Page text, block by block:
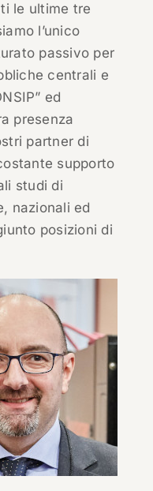
le ultime tre
l’unico
passivo per
centrali e
ed
presenza
partner di
supporto
studi di
nazionali ed
posizioni di